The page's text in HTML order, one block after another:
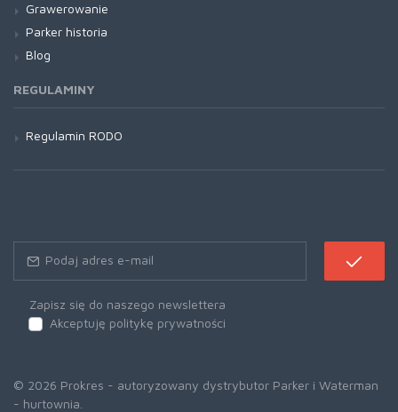
Grawerowanie
Parker historia
Blog
REGULAMINY
Regulamin RODO
Zapisz się do naszego newslettera
Akceptuję politykę prywatności
© 2026 Prokres - autoryzowany dystrybutor Parker i Waterman
- hurtownia.